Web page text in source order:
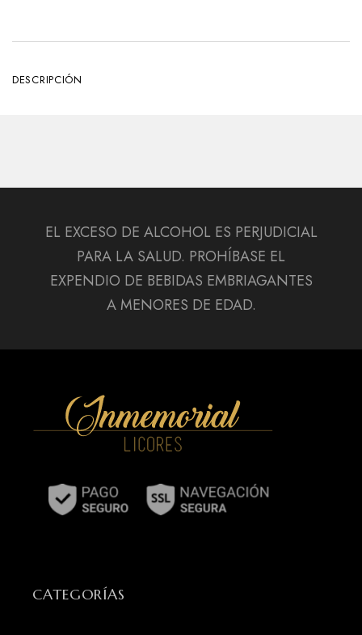
DESCRIPCIÓN
EL EXCESO DE ALCOHOL ES PERJUDICIAL
PARA LA SALUD. PROHÍBASE EL
EXPENDIO DE BEBIDAS EMBRIAGANTES
A MENORES DE EDAD.
CATEGORÍAS